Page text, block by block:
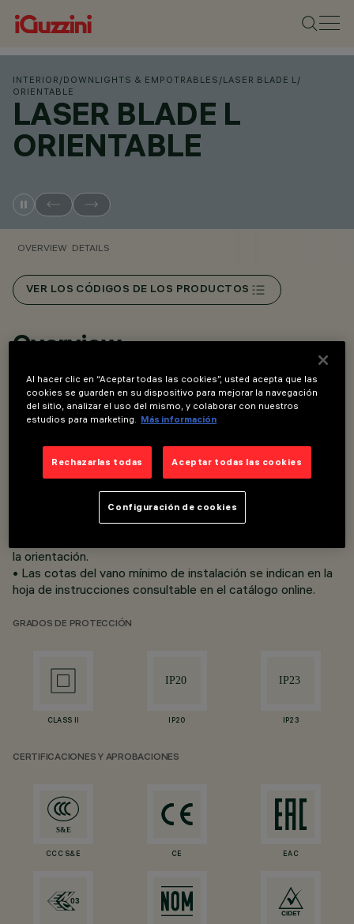
INTERIOR /DOWNLIGHTS & EMPOTRABLES /LASER BLADE L/
ORIENTABLE
LASER BLADE L
ORIENTABLE
OVERVIEW DETAILS
VER LOS CÓDIGOS DE LOS PRODUCTOS
Overview
• Instalación empotrable en falsos techos con un grosor
de1 a 25 mm; sistema de ﬁ jación mediante muelles en
acero.
extruido. Posibilidad de orientación basculante +/- 30° y
rotación de 358°.
• Marco de soporte de aluminio fundido a presión.
• Óptica retrasada de alta deﬁ nición en termoplástico
metalizado, integrada en la pantalla antideslumbrante que
la orientación.
• Las cotas del vano mínimo de instalación se indican en la
hoja de instrucciones consultable en el catálogo online.
GRADOS DE PROTECCIÓN
CLASS II IP20 IP23
CERTIFICACIONES Y APROBACIONES
CCC S&E CE EAC
Al hacer clic en “Aceptar todas las cookies”, usted acepta que las
cookies se guarden en su dispositivo para mejorar la navegación
del sitio, analizar el uso del mismo, y colaborar con nuestros
estudios para marketing. Más información
Rechazarlas todas Aceptar todas las cookies
Configuración de cookies